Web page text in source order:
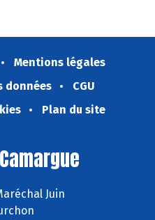
Mentions légales
données
CGU
Plan du site
Juin